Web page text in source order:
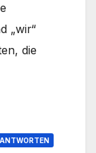
„wir“
die
ANTWORTEN